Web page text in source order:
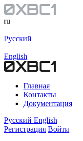
ru
Русский
English
Главная
Контакты
Документация
Русский English
Регистрация Войти